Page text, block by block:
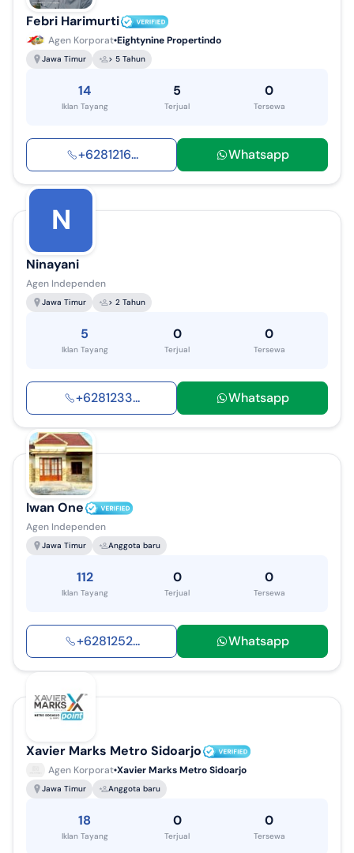
Febri Harimurti
Agen Korporat Eightynine Propertindo
Jawa Timur > 5 Tahun
14
Iklan Tayang
5
Terjual
0
Tersewa
+6281216... Whatsapp
N
Ninayani
Agen Independen
Jawa Timur > 2 Tahun
5
Iklan Tayang
0
Terjual
0
Tersewa
+6281233... Whatsapp
Iwan One
Agen Independen
Jawa Timur Anggota baru
112
Iklan Tayang
0
Terjual
0
Tersewa
+6281252... Whatsapp
Xavier Marks Metro Sidoarjo
Agen Korporat Xavier Marks Metro Sidoarjo
Jawa Timur Anggota baru
18
Iklan Tayang
0
Terjual
0
Tersewa